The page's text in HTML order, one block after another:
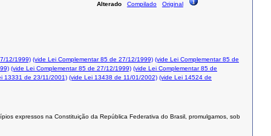
Alterado Compilado Original
12/1999) (vide Lei Complementar 85 de 27/12/1999) (vide Lei Complementar 85 de
(vide Lei Complementar 85 de 27/12/1999) (vide Lei Complementar 85 de
13331 de 23/11/2001) (vide Lei 13438 de 11/01/2002) (vide Lei 14524 de
expressos na Constituição da República Federativa do Brasil, promulgamos, sob